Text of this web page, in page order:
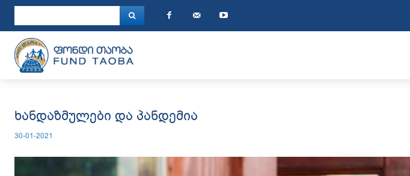
ხანდაზმულები და პანდემია
30-01-2021